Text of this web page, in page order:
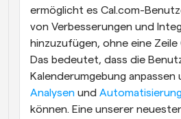
ermöglicht es Cal.com-
von Verbesserungen und
hinzuzufügen, ohne eine
Das bedeutet, dass die
Analysen und